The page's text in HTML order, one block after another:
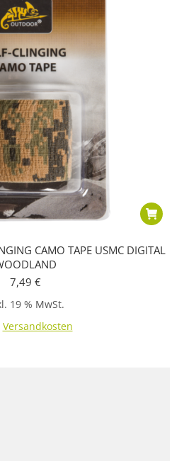
CAMO TAPE USMC DIGITAL
7,49 €
19 % MwSt.
Versandkosten